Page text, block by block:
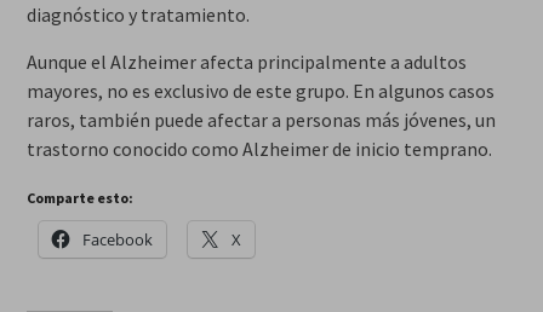
diagnóstico y tratamiento.
Aunque el Alzheimer afecta principalmente a adultos
mayores, no es exclusivo de este grupo. En algunos casos
raros, también puede afectar a personas más jóvenes, un
trastorno conocido como Alzheimer de inicio temprano.
Comparte esto:
Facebook X